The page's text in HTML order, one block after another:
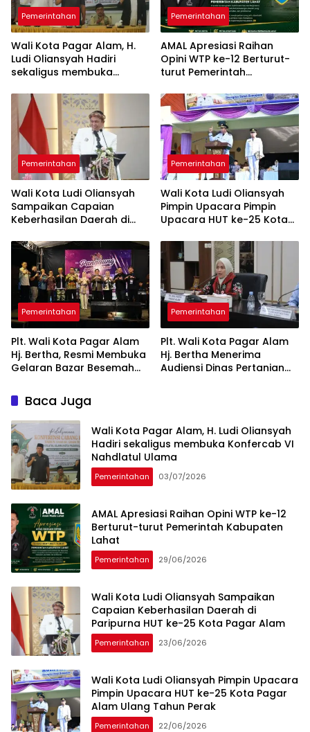
Pemerintahan
Wali Kota Pagar Alam, H.
Ludi Oliansyah Hadiri
sekaligus membuka
Ulama
Pemerintahan
AMAL Apresiasi Raihan
Opini WTP ke-12 Berturut-
turut Pemerintah
Pemerintahan
Wali Kota Ludi Oliansyah
Sampaikan Capaian
Keberhasilan Daerah di
Pagar Alam
Pemerintahan
Wali Kota Ludi Oliansyah
Pimpin Upacara Pimpin
Upacara HUT ke-25 Kota
Perak
Pemerintahan
Plt. Wali Kota Pagar Alam
Hj. Bertha, Resmi Membuka
Gelaran Bazar Besemah
Pemerintahan
Plt. Wali Kota Pagar Alam
Hj. Bertha Menerima
Audiensi Dinas Pertanian
Baca Juga
Wali Kota Pagar Alam, H. Ludi Oliansyah
Hadiri sekaligus membuka Konfercab VI
Nahdlatul Ulama
Pemerintahan 03/07/2026
AMAL Apresiasi Raihan Opini WTP ke-12
Berturut-turut Pemerintah Kabupaten
Lahat
Pemerintahan 29/06/2026
Wali Kota Ludi Oliansyah Sampaikan
Capaian Keberhasilan Daerah di
Paripurna HUT ke-25 Kota Pagar Alam
Pemerintahan 23/06/2026
Wali Kota Ludi Oliansyah Pimpin Upacara
Pimpin Upacara HUT ke-25 Kota Pagar
Alam Ulang Tahun Perak
Pemerintahan 22/06/2026